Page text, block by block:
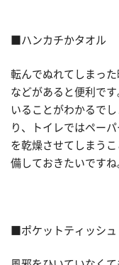
■ハンカチかタオル
転んでぬれてしまっ
などがあると便利で
いることがわかるで
り、トイレではペー
を乾燥させてしまう
備しておきたいですね
■ポケットティッシュ